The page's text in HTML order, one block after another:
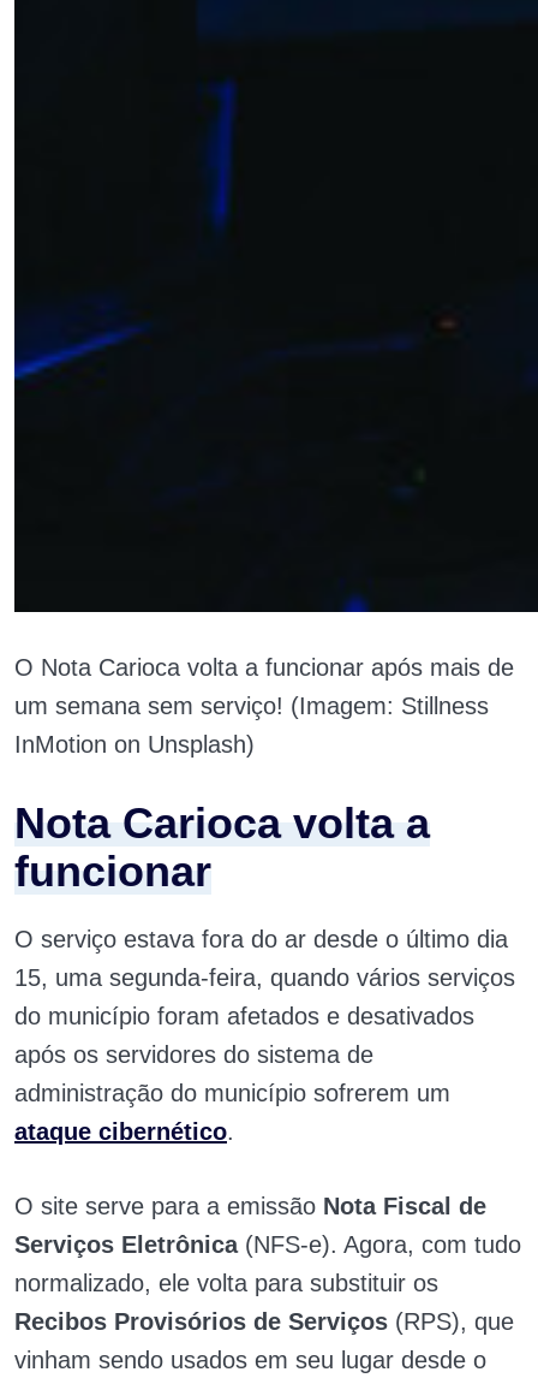
O Nota Carioca volta a funcionar após mais de
um semana sem serviço! (Imagem: Stillness
InMotion on Unsplash)
Nota Carioca volta a
funcionar
O serviço estava fora do ar desde o último dia
15, uma segunda-feira, quando vários serviços
do município foram afetados e desativados
após os servidores do sistema de
administração do município sofrerem um
ataque cibernético.
O site serve para a emissão Nota Fiscal de
Serviços Eletrônica(NFS-e). Agora, com tudo
normalizado, ele volta para substituir os
Recibos Provisórios de Serviços (RPS), que
vinham sendo usados em seu lugar desde o